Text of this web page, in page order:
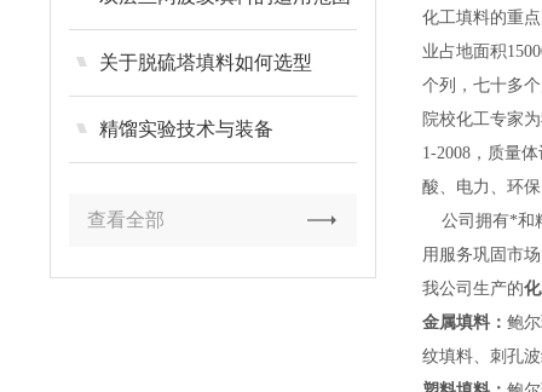
关于脱硫塔填料如何选型
精馏实验技术与装备
查看全部
化工填料的重
业占地面积
个列，七十多
院校化工专家
1-2008，质量
酸、电力、环
公司拥有*和
用服务巩固市
我公司生产的
金属填料：鲍
纹填料、刺孔